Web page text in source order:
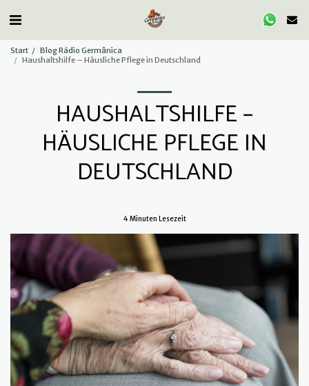
Start
Blog Rádio Germânica
Haushaltshilfe – Häusliche Pflege in Deutschland
HAUSHALTSHILFE –
HÄUSLICHE PFLEGE IN
DEUTSCHLAND
4 Minuten Lesezeit